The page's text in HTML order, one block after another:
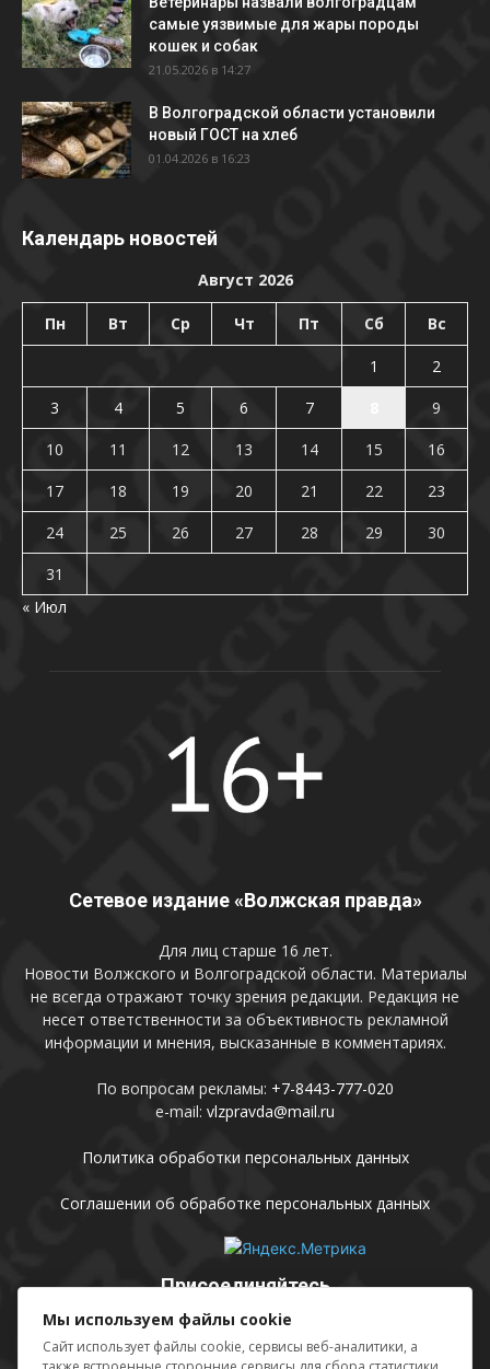
самые уязвимые для жары породы
кошек и собак
21.05.2026 в 14:27
В Волгоградской области установили
новый ГОСТ на хлеб
01.04.2026 в 16:23
Календарь новостей
Август 2026
Пн Вт Ср Чт Пт Сб Вс
1
2
3
4 5 6 7
9
10
11 12 13 14 15
16
17
18 19 20 21 22
23
24
25 26 27 28 29
30
31
« Июл
Сетевое издание «Волжская правда»
Для лиц старше 16 лет.
Новости Волжского и Волгоградской области. Материалы
не всегда отражают точку зрения редакции. Редакция не
несет ответственности за объективность рекламной
информации и мнения, высказанные в комментариях.
По вопросам рекламы: +7-8443-777-020
e-mail: vlzpravda@mail.ru
Политика обработки персональных данных
Соглашении об обработке персональных данных
Присоединяйтесь
Мы используем файлы cookie
Сайт использует файлы cookie, сервисы веб-аналитики, а